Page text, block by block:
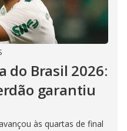
do Brasil 2026:
garantiu
às quartas de final